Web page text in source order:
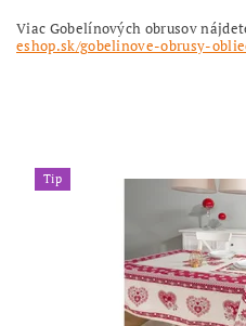
Viac Gobelínových obrusov
eshop.sk/gobelinove-obrusy-
Tip